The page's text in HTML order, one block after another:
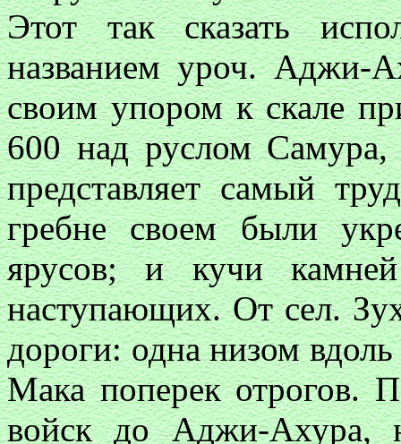
Этот так сказать
названием уроч. Аджи-
своим упором к скале
600 над руслом Самура,
представляет самый
гребне своем были
ярусов; и кучи
наступающих. От сел.
дороги: одна низом
Мака поперек отрогов.
войск до Аджи-Ахура,